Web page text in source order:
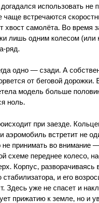
догадался использовать
чаще встречаются
хвост самолёта. Во время
лишь одним колесом
ряд.
одно — сзади. А
от беговой
модель больше
ноль.
при заезде.
встретит не
принимать во внимание
схеме переднее колесо,
Корпус, разворачиваясь
стабилизатора, и его
Здесь уже не спасет и
прижатию к земле, но и